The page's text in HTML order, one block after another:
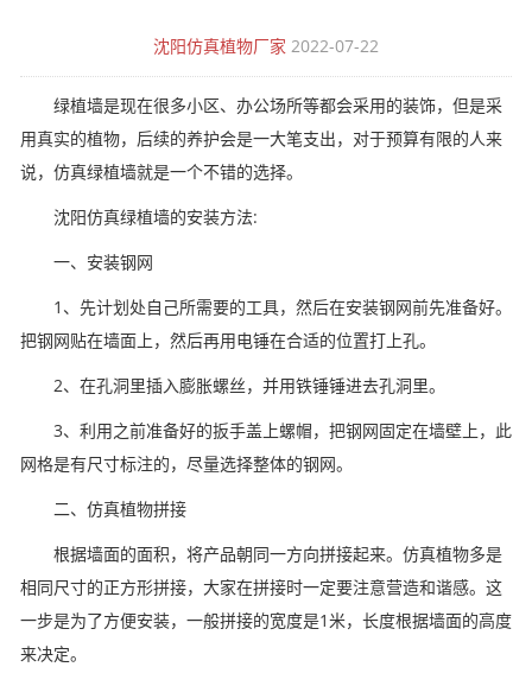
沈阳仿真植物厂家 2022-07-22
绿植墙是现在很多小区、办公场所等都会采用的装饰，但是采
用真实的植物，后续的养护会是一大笔支出，对于预算有限的人来
说，仿真绿植墙就是一个不错的选择。
沈阳仿真绿植墙的安装方法:
一、安装钢网
1、先计划处自己所需要的工具，然后在安装钢网前先准备好。
把钢网贴在墙面上，然后再用电锤在合适的位置打上孔。
2、在孔洞里插入膨胀螺丝，并用铁锤锤进去孔洞里。
3、利用之前准备好的扳手盖上螺帽，把钢网固定在墙壁上，此
网格是有尺寸标注的，尽量选择整体的钢网。
二、仿真植物拼接
根据墙面的面积，将产品朝同一方向拼接起来。仿真植物多是
相同尺寸的正方形拼接，大家在拼接时一定要注意营造和谐感。这
一步是为了方便安装，一般拼接的宽度是1米，长度根据墙面的高度
来决定。